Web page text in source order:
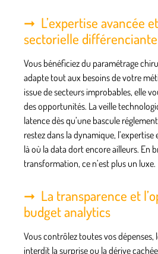
L’expertise avancée
sectorielle différenciante
Vous bénéficiez du paramétrage
adapte tout aux besoins de votre
issue de secteurs improbables, elle
des opportunités. La veille
latence dès qu’une bascule
restez dans la dynamique,
là où la data dort encore ailleurs. En
transformation, ce n’est plus un luxe.
La transparence et
budget analytics
Vous contrôlez toutes vos dépenses,
interdit la surprise ou la dérive